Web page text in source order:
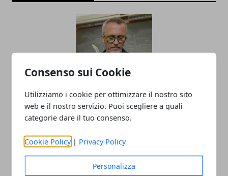
Consenso sui Cookie
Utilizziamo i cookie per ottimizzare il nostro sito
web e il nostro servizio. Puoi scegliere a quali
categorie dare il tuo consenso.
Cookie Policy | Privacy Policy
Personalizza
Il professor Nuzzolese, a Torino come a
Bari: scienza e diritti umani nel nome
dell’identità perduta